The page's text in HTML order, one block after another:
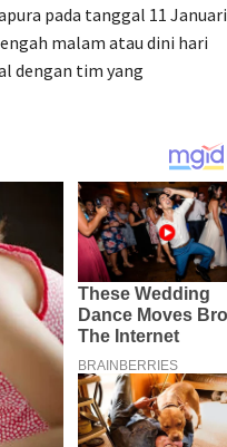
pada tanggal 11 Januari
malam atau dini hari
dengan tim yang